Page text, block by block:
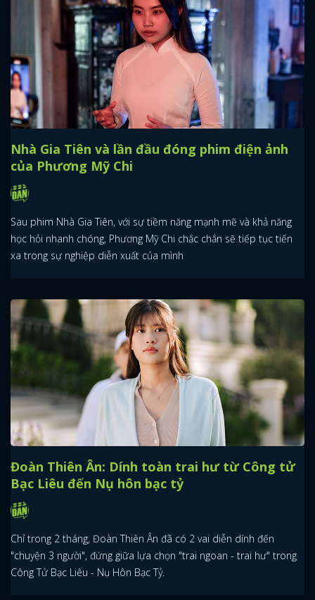
Nhà Gia Tiên và lần đầu đóng phim điện ảnh
của Phương Mỹ Chi
Sau phim Nhà Gia Tiên, với sự tiềm năng mạnh mẽ và khả năng
học hỏi nhanh chóng, Phương Mỹ Chi chắc chắn sẽ tiếp tục tiến
xa trong sự nghiệp diễn xuất của mình
Đoàn Thiên Ân: Dính toàn trai hư từ Công tử
Bạc Liêu đến Nụ hôn bạc tỷ
Chỉ trong 2 tháng, Đoàn Thiên Ân đã có 2 vai diễn dính đến
"chuyện 3 người", đứng giữa lựa chọn "trai ngoan - trai hư" trong
Công Tử Bạc Liêu - Nụ Hôn Bạc Tỷ.